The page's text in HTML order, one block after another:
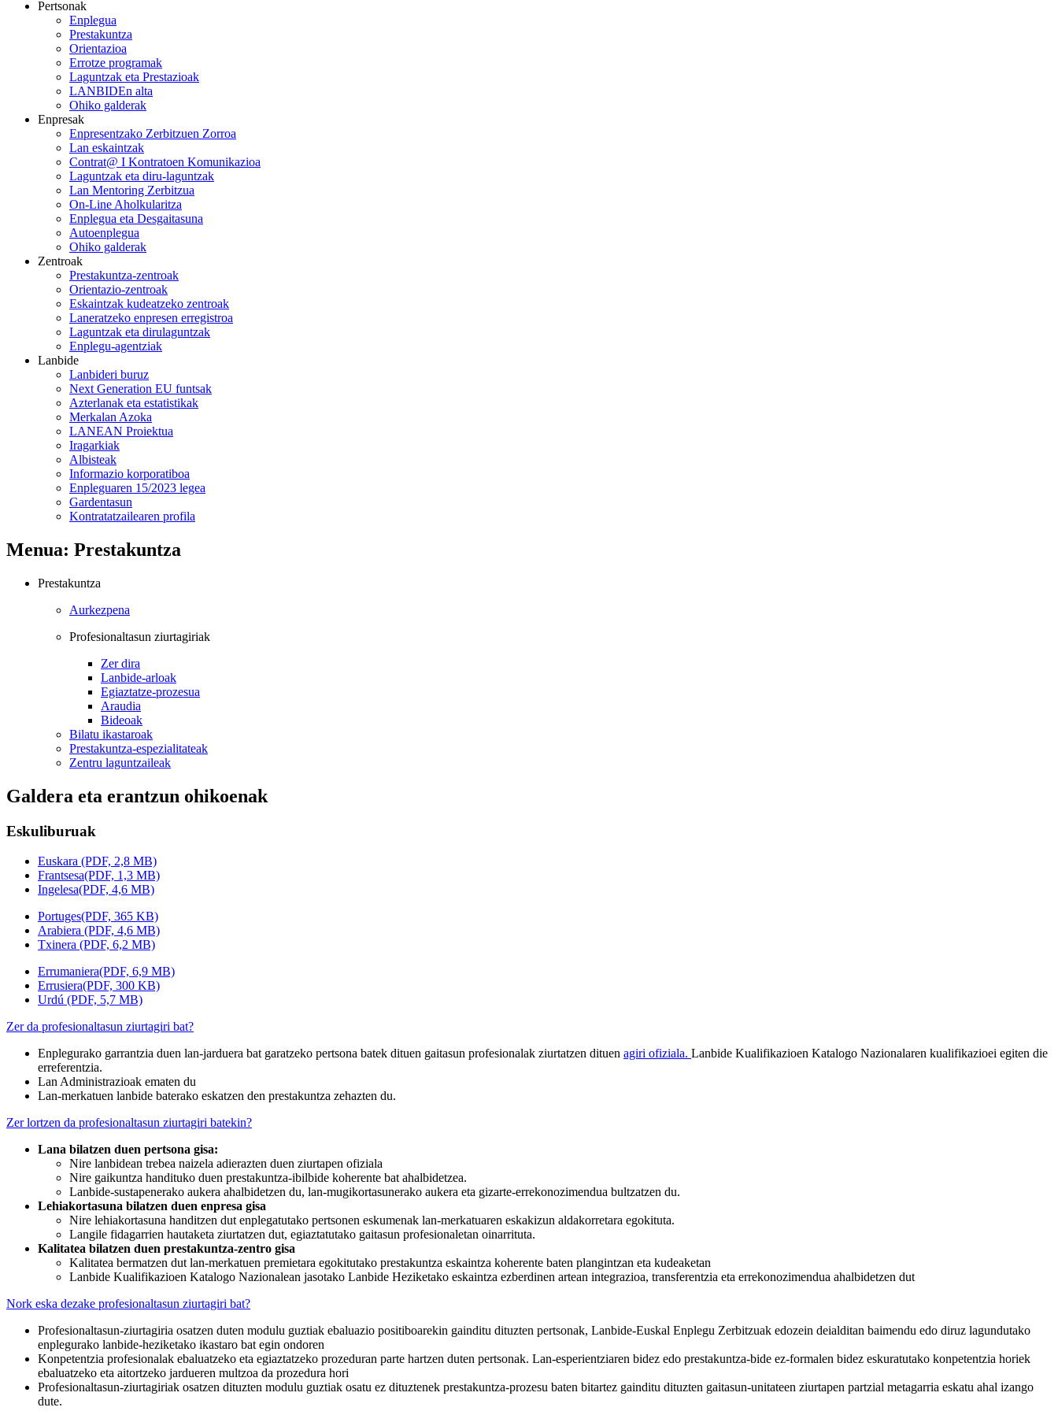
Pertsonak
Enplegua
Prestakuntza
Orientazioa
Errotze programak
Laguntzak eta Prestazioak
LANBIDEn alta
Ohiko galderak
Enpresak
Enpresentzako Zerbitzuen Zorroa
Lan eskaintzak
Contrat@ I Kontratoen Komunikazioa
Laguntzak eta diru-laguntzak
Lan Mentoring Zerbitzua
On-Line Aholkularitza
Enplegua eta Desgaitasuna
Autoenplegua
Ohiko galderak
Zentroak
Prestakuntza-zentroak
Orientazio-zentroak
Eskaintzak kudeatzeko zentroak
Laneratzeko enpresen erregistroa
Laguntzak eta dirulaguntzak
Enplegu-agentziak
Lanbide
Lanbideri buruz
Next Generation EU funtsak
Azterlanak eta estatistikak
Merkalan Azoka
LANEAN Proiektua
Iragarkiak
Albisteak
Informazio korporatiboa
Enpleguaren 15/2023 legea
Gardentasun
Kontratatzailearen profila
Menua: Prestakuntza
Prestakuntza
Aurkezpena
Profesionaltasun ziurtagiriak
Zer dira
Lanbide-arloak
Egiaztatze-prozesua
Araudia
Bideoak
Bilatu ikastaroak
Prestakuntza-espezialitateak
Zentru laguntzaileak
Galdera eta erantzun ohikoenak
Eskuliburuak
Euskara (PDF, 2,8 MB)
Frantsesa(PDF, 1,3 MB)
Ingelesa(PDF, 4,6 MB)
Portuges(PDF, 365 KB)
Arabiera (PDF, 4,6 MB)
Txinera (PDF, 6,2 MB)
Errumaniera(PDF, 6,9 MB)
Errusiera(PDF, 300 KB)
Urdú (PDF, 5,7 MB)
Zer da profesionaltasun ziurtagiri bat?
Enplegurako garrantzia duen lan-jarduera bat garatzeko pertsona batek dituen gaitasun profesionalak ziurtatzen dituen agiri ofiziala. Lanbide Kualifikazioen Katalogo Nazionalaren kualifikazioei egiten die
erreferentzia.
Lan Administrazioak ematen du
Lan-merkatuen lanbide baterako eskatzen den prestakuntza zehazten du.
Zer lortzen da profesionaltasun ziurtagiri batekin?
Lana bilatzen duen pertsona gisa:
Nire lanbidean trebea naizela adierazten duen ziurtapen ofiziala
Nire gaikuntza handituko duen prestakuntza-ibilbide koherente bat ahalbidetzea.
Lanbide-sustapenerako aukera ahalbidetzen du, lan-mugikortasunerako aukera eta gizarte-errekonozimendua bultzatzen du.
Lehiakortasuna bilatzen duen enpresa gisa
Nire lehiakortasuna handitzen dut enplegatutako pertsonen eskumenak lan-merkatuaren eskakizun aldakorretara egokituta.
Langile fidagarrien hautaketa ziurtatzen dut, egiaztatutako gaitasun profesionaletan oinarrituta.
Kalitatea bilatzen duen prestakuntza-zentro gisa
Kalitatea bermatzen dut lan-merkatuen premietara egokitutako prestakuntza eskaintza koherente baten plangintzan eta kudeaketan
Lanbide Kualifikazioen Katalogo Nazionalean jasotako Lanbide Heziketako eskaintza ezberdinen artean integrazioa, transferentzia eta errekonozimendua ahalbidetzen dut
Nork eska dezake profesionaltasun ziurtagiri bat?
Profesionaltasun-ziurtagiria osatzen duten modulu guztiak ebaluazio positiboarekin gainditu dituzten pertsonak, Lanbide-Euskal Enplegu Zerbitzuak edozein deialditan baimendu edo diruz lagundutako
enplegurako lanbide-heziketako ikastaro bat egin ondoren
Konpetentzia profesionalak ebaluatzeko eta egiaztatzeko prozeduran parte hartzen duten pertsonak. Lan-esperientziaren bidez edo prestakuntza-bide ez-formalen bidez eskuratutako konpetentzia horiek
ebaluatzeko eta aitortzeko jardueren multzoa da prozedura hori
Profesionaltasun-ziurtagiriak osatzen dituzten modulu guztiak osatu ez dituztenek prestakuntza-prozesu baten bitartez gainditu dituzten gaitasun-unitateen ziurtapen partzial metagarria eskatu ahal izango
dute.